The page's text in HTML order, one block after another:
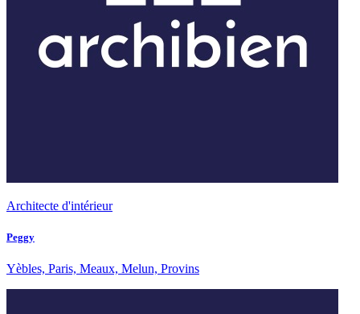
Architecte d'intérieur
Peggy
Yèbles, Paris, Meaux, Melun, Provins